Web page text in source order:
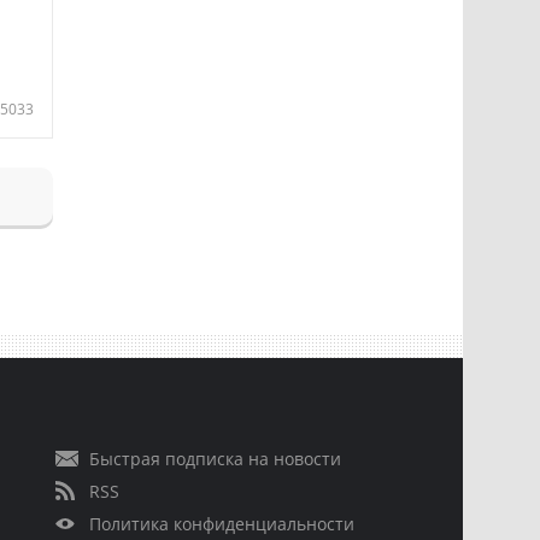
5033
Быстрая подписка на новости
RSS
Политика конфиденциальности